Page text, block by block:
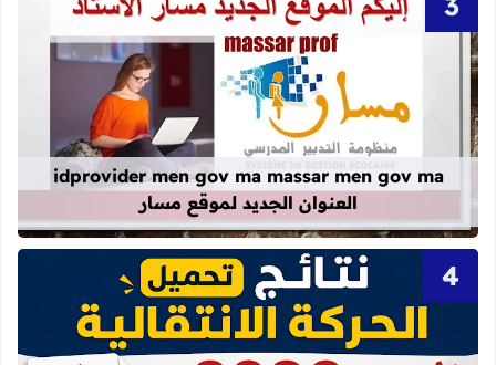
قراءة المزيد عن idprovider men gov ma massar men gov ma العنوان الجديد لموقع مسار
idprovider men gov ma massar men gov ma
العنوان الجديد لموقع مسار